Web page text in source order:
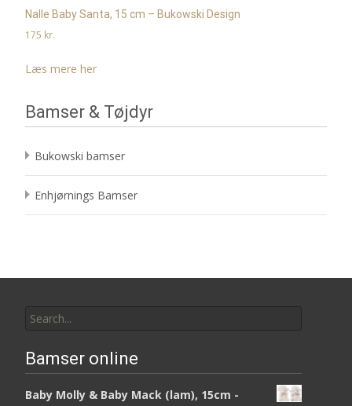
Nalle Baby Santa, 15 cm – Bukowski Design
175 kr.
Læs mere her
Bamser & Tøjdyr
Bukowski bamser
Enhjørnings Bamser
for:
Bamser online
Baby Molly & Baby Mack (lam), 15cm -